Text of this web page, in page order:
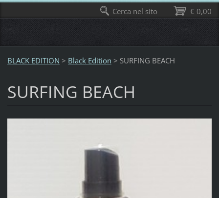
BLACK EDITION > Black Edition > SURFING BEACH
SURFING BEACH
€ 0,00
Cerca nel sito